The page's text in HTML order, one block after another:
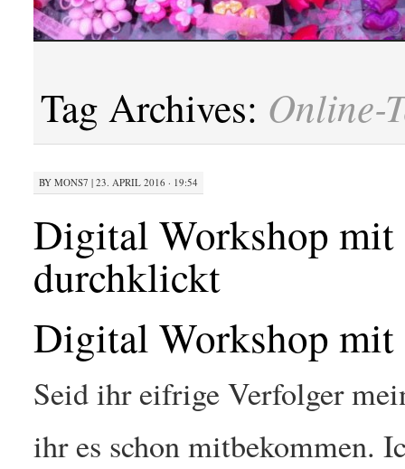
Tag Archives: Online-
BY MONS7 |23. APRIL 2016 · 19:54
Digital Workshop mit
durchklickt
Digital Workshop mit
Seid ihr eifrige Verfolger
ihr es schon mitbekommen.